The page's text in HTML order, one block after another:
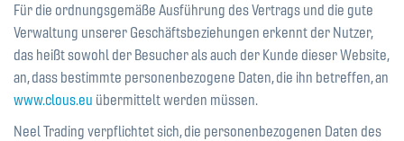
Für die ordnungsgemäße Ausführung des Vertrags und die gute
Verwaltung unserer Geschäftsbeziehungen erkennt der Nutzer,
das heißt sowohl der Besucher als auch der Kunde dieser Website,
an, dass bestimmte personenbezogene Daten, die ihn betreffen, an
www.clous.eu übermittelt werden müssen.
Neel Trading verpflichtet sich, die personenbezogenen Daten des